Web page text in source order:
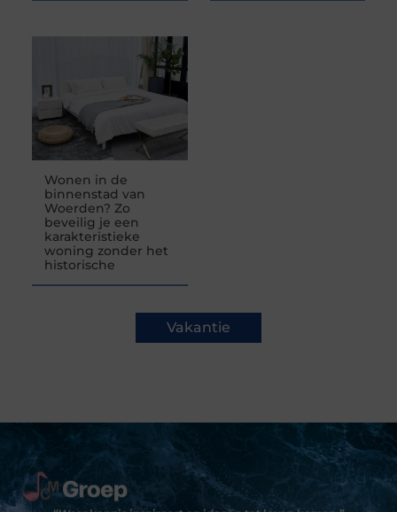
Wonen in de
binnenstad van
Woerden? Zo
beveilig je een
karakteristieke
woning zonder het
historische
Vakantie